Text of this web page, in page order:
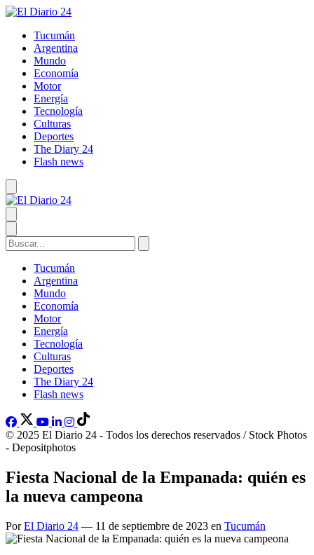
Tucumán
Argentina
Mundo
Economía
Motor
Energía
Tecnología
Culturas
Deportes
The Diary 24
Flash news
Tucumán
Argentina
Mundo
Economía
Motor
Energía
Tecnología
Culturas
Deportes
The Diary 24
Flash news
© 2025 El Diario 24 - Todos los derechos reservados / Stock Photos
- Depositphotos
Fiesta Nacional de la Empanada: quién es
la nueva campeona
PorEl Diario 24 — 11 de septiembre de 2023 en Tucumán